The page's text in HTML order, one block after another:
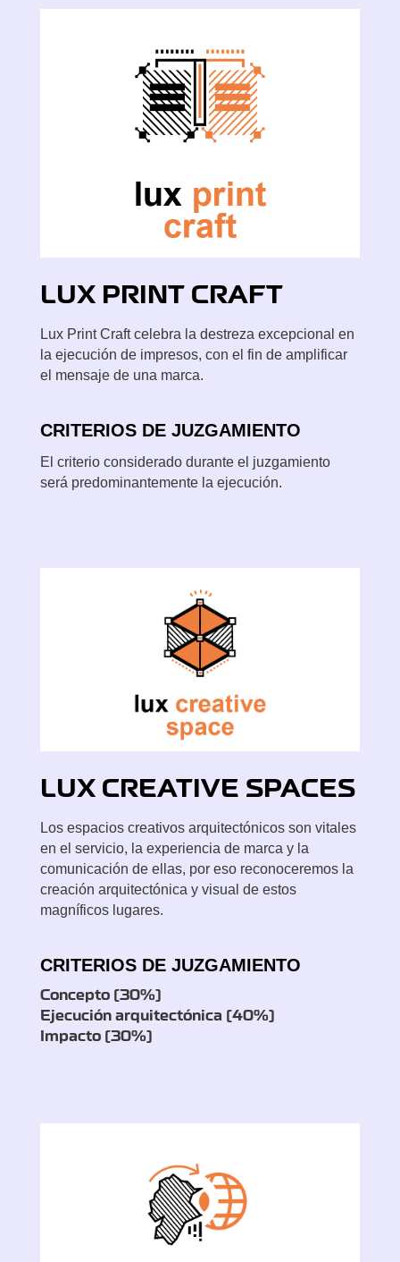
LUX PRINT CRAFT
Lux Print Craft celebra la destreza excepcional en
la ejecución de impresos, con el fin de amplificar
el mensaje de una marca.
CRITERIOS DE JUZGAMIENTO
El criterio considerado durante el juzgamiento
será predominantemente la ejecución.
LUX CREATIVE SPACES
Los espacios creativos arquitectónicos son vitales
en el servicio, la experiencia de marca y la
comunicación de ellas, por eso reconoceremos la
creación arquitectónica y visual de estos
magníficos lugares.
CRITERIOS DE JUZGAMIENTO
Concepto (30%)
Ejecución arquitectónica (40%)
Impacto (30%)